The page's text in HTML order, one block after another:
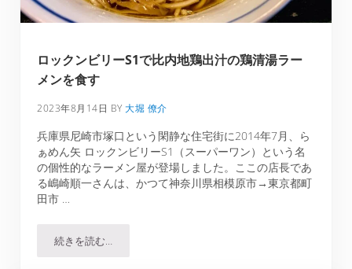
ロックンビリーS1で比内地鶏出汁の鶏清湯ラー
メンを食す
2023年8月14日 BY大堀 僚介
兵庫県尼崎市塚口という閑静な住宅街に2014年7月、ら
ぁめん矢 ロックンビリーS1（スーパーワン）という名
の個性的なラーメン屋が登場しました。ここの店長であ
る嶋崎順一さんは、かつて神奈川県相模原市→東京都町
田市 …
続きを読む…ロックンビリーS1で比内地鶏出汁の鶏清湯ラーメンを食す